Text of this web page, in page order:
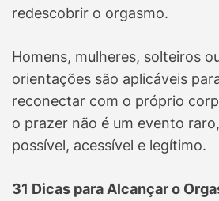
redescobrir o orgasmo.
Homens, mulheres, solteiros
orientações são aplicáveis
reconectar com o próprio
o prazer não é um evento
possível, acessível e legítimo.
31 Dicas para Alcançar o